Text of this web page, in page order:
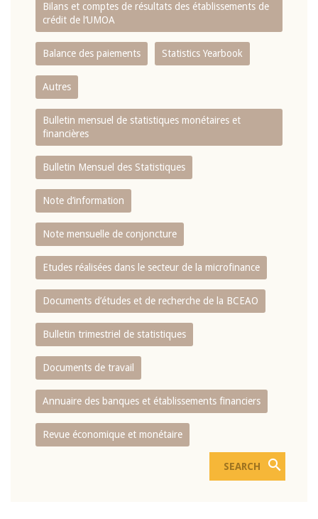
Bilans et comptes de résultats des établissements de
crédit de l‘UMOA
Balance des paiements Statistics Yearbook
Autres
Bulletin mensuel de statistiques monétaires et
financières
Bulletin Mensuel des Statistiques
Note d’information
Note mensuelle de conjoncture
Etudes réalisées dans le secteur de la microfinance
Documents d’études et de recherche de la BCEAO
Bulletin trimestriel de statistiques
Documents de travail
Annuaire des banques et établissements financiers
Revue économique et monétaire